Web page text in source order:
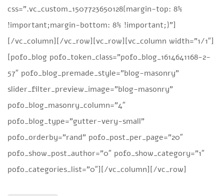
css=”.vc_custom_1507723650128{margin-top: 8%
!important;margin-bottom: 8% !important;}”]
[/vc_column][/vc_row][vc_row][vc_column width=”1/1″]
[pofo_blog pofo_token_class=”pofo_blog_1614641168-2-
57″ pofo_blog_premade_style=”blog-masonry”
slider_filter_preview_image=”blog-masonry”
pofo_blog_masonry_column=”4″
pofo_blog_type=”gutter-very-small”
pofo_orderby=”rand” pofo_post_per_page=”20″
pofo_show_post_author=”0″ pofo_show_category=”1″
pofo_categories_list=”0″][/vc_column][/vc_row]